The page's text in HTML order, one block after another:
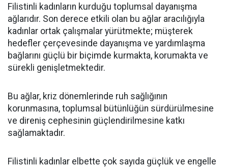
Filistinli kadınların kurduğu toplumsal dayanışma
ağlarıdır. Son derece etkili olan bu ağlar aracılığıyla
kadınlar ortak çalışmalar yürütmekte; müşterek
hedefler çerçevesinde dayanışma ve yardımlaşma
bağlarını güçlü bir biçimde kurmakta, korumakta ve
sürekli genişletmektedir.
Bu ağlar, kriz dönemlerinde ruh sağlığının
korunmasına, toplumsal bütünlüğün sürdürülmesine
ve direniş cephesinin güçlendirilmesine katkı
sağlamaktadır.
Filistinli kadınlar elbette çok sayıda güçlük ve engelle